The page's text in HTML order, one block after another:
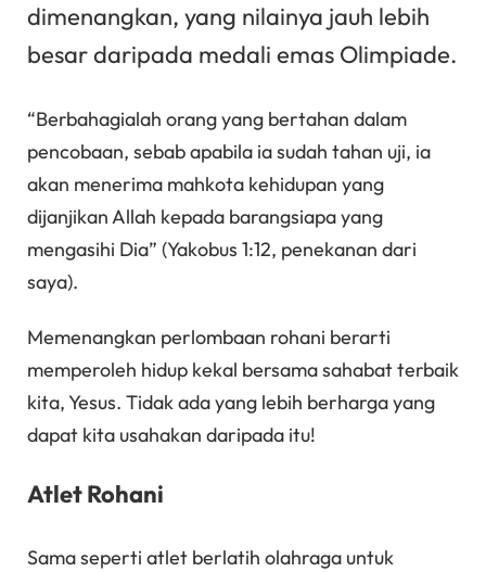
dimenangkan, yang nilainya jauh lebih
besar daripada medali emas Olimpiade.
“Berbahagialah orang yang bertahan dalam
pencobaan, sebab apabila ia sudah tahan uji, ia
akan menerima mahkota kehidupan yang
dijanjikan Allah kepada barangsiapa yang
mengasihi Dia” (Yakobus 1:12, penekanan dari
saya).
Memenangkan perlombaan rohani berarti
memperoleh hidup kekal bersama sahabat terbaik
kita, Yesus. Tidak ada yang lebih berharga yang
dapat kita usahakan daripada itu!
Atlet Rohani
Sama seperti atlet berlatih olahraga untuk